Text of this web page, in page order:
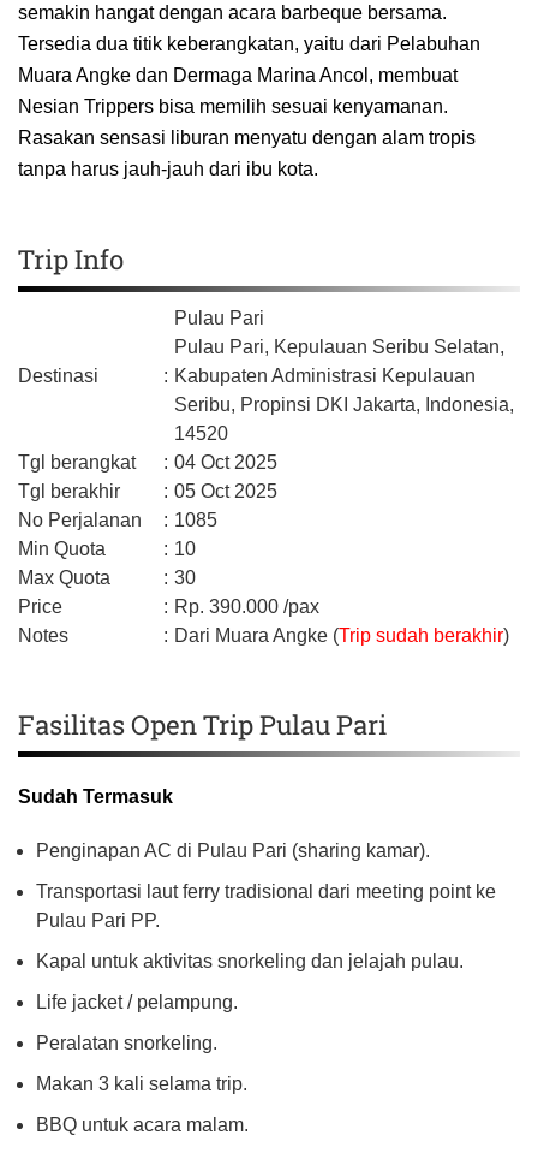
semakin hangat dengan acara barbeque bersama.
Tersedia dua titik keberangkatan, yaitu dari Pelabuhan
Muara Angke dan Dermaga Marina Ancol, membuat
Nesian Trippers bisa memilih sesuai kenyamanan.
Rasakan sensasi liburan menyatu dengan alam tropis
tanpa harus jauh-jauh dari ibu kota.
Trip Info
Destinasi :
Pulau Pari
Pulau Pari, Kepulauan Seribu Selatan,
Kabupaten Administrasi Kepulauan
Seribu, Propinsi DKI Jakarta, Indonesia,
14520
Tgl berangkat
: 04 Oct 2025
Tgl berakhir
: 05 Oct 2025
No Perjalanan
: 1085
Min Quota
: 10
Max Quota
: 30
Price
: Rp. 390.000 /pax
Notes
: Dari Muara Angke (Trip sudah berakhir)
Fasilitas Open Trip Pulau Pari
Sudah Termasuk
Penginapan AC di Pulau Pari (sharing kamar).
Transportasi laut ferry tradisional dari meeting point ke
Pulau Pari PP.
Kapal untuk aktivitas snorkeling dan jelajah pulau.
Life jacket / pelampung.
Peralatan snorkeling.
Makan 3 kali selama trip.
BBQ untuk acara malam.